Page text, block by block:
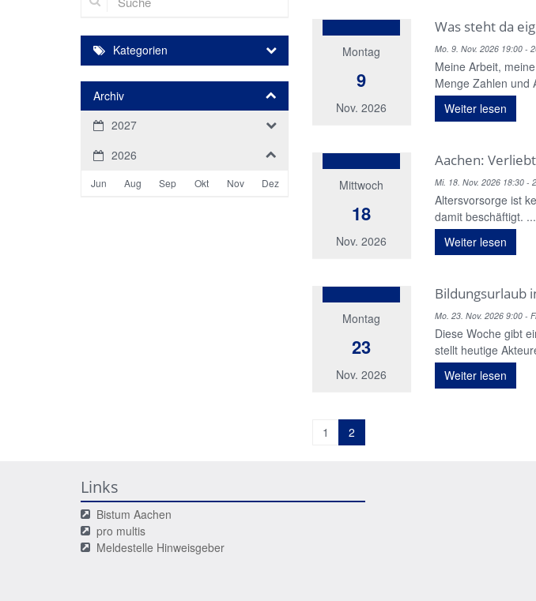
Montag
9
Nov. 2026
Was steht da
Mo. 9. Nov. 2026 19:00 -
Meine Arbeit,
Menge Zahlen und
Weiter lesen
Mittwoch
18
Nov. 2026
Aachen:
Mi. 18. Nov. 2026 18:30 -
Altersvorsorge ist
damit beschäftigt. ...
Weiter lesen
Montag
23
Nov. 2026
Bildungsurlaub
Mo. 23. Nov. 2026 9:00 -
Diese Woche gibt
stellt heutige
Weiter lesen
1 2
Kategorien
Archiv
2027
2026
Jun Aug Sep Okt Nov Dez
Links
Bistum Aachen
pro multis
Meldestelle Hinweisgeber